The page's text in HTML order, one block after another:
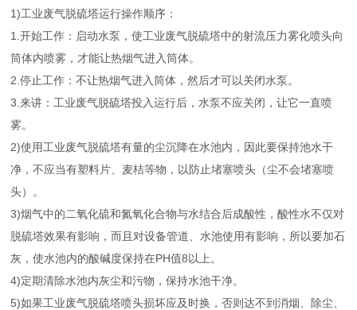
1)工业废气脱硫塔运行操作顺序：
1.开始工作：启动水泵，使工业废气脱硫塔中的射流压力雾化喷头向
筒体内喷雾，才能让热烟气进入筒体。
2.停止工作：不让热烟气进入筒体，然后才可以关闭水泵。
3.来讲：工业废气脱硫塔投入运行后，水泵不应关闭，让它一直喷
雾。
2)使用工业废气脱硫塔有量的尘沉降在水池内，因此要保持池水干
净，不应当有塑料片、麦桔等物，以防止堵塞喷头（尘不会堵塞喷
头）。
3)烟气中的二氧化硫和氮氧化合物与水结合后成酸性，酸性水不仅对
脱硫塔效果有影响，而且对设备管道、水池使用有影响，所以要加石
灰，使水池内的酸碱度保持在PH值8以上。
4)定期清除水池内灰尘和污物，保持水池干净。
5)如果工业废气脱硫塔喷头损坏应及时换，否则达不到消烟、除尘、